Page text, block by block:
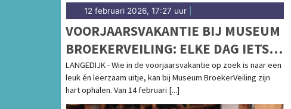
12 februari 2026, 17:27 uur
VOORJAARSVAKANTIE BIJ MUSEUM
BROEKERVEILING: ELKE DAG IETS
TE BELEVEN!
LANGEDIJK - Wie in de voorjaarsvakantie op zoek is naar een
leuk én leerzaam uitje, kan bij Museum BroekerVeiling zijn
hart ophalen. Van 14 februari [...]